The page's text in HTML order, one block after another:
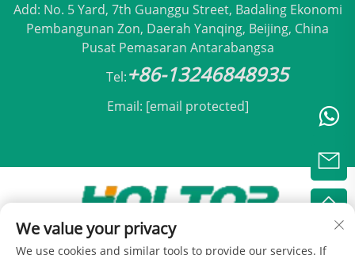
Add: No. 5 Yard, 7th Guanggu Street, Badaling Ekonomi
Pembangunan Zon, Daerah Yanqing, Beijing, China
Pusat Pemasaran Antarabangsa
Tel:+86-13246848935
Email: [email protected]
Hak Cipta © 2025 oleh Holtop Beijing Air
We value your privacy
We use cookies and similar tools to provide our services. If